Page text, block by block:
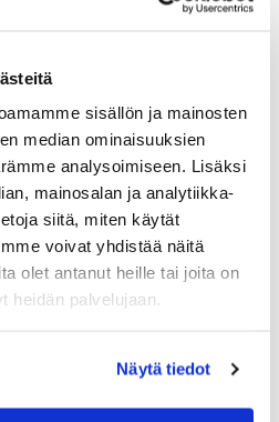
sisällön ja mainosten
median ominaisuuksien
analysoimiseen. Lisäksi
mainosalan ja analytiikka-
siitä, miten käytät
voivat yhdistää näitä
olet antanut heille tai joita on
heidän palvelujaan.
Näytä tiedot
kuuluu Michael Gravesin
tai vaikkapa
€
OSTOSKORIIN